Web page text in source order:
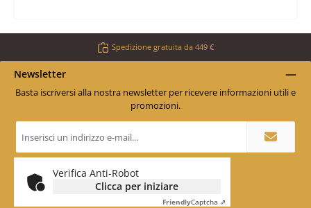
Spedizione gratuita da 449 €
Newsletter
Basta iscriversi alla nostra newsletter per ricevere informazioni utili e
promozioni.
e-
mail
*
Verifica Anti-Robot
Clicca per iniziare
FriendlyCaptcha ⇗